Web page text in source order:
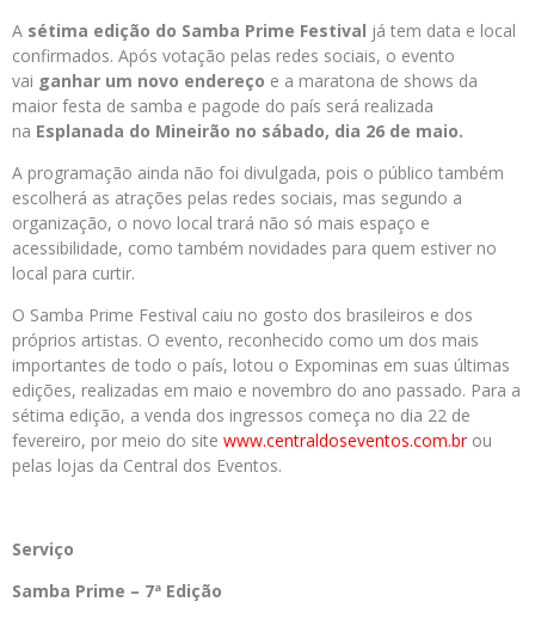
A sétima edição do Samba Prime Festival já tem data e local
confirmados. Após votação pelas redes sociais, o evento
vai ganhar um novo endereço e a maratona de shows da
maior festa de samba e pagode do país será realizada
na Esplanada do Mineirão no sábado, dia 26 de maio.
A programação ainda não foi divulgada, pois o público também
escolherá as atrações pelas redes sociais, mas segundo a
organização, o novo local trará não só mais espaço e
acessibilidade, como também novidades para quem estiver no
local para curtir.
O Samba Prime Festival caiu no gosto dos brasileiros e dos
próprios artistas. O evento, reconhecido como um dos mais
importantes de todo o país, lotou o Expominas em suas últimas
edições, realizadas em maio e novembro do ano passado. Para a
sétima edição, a venda dos ingressos começa no dia 22 de
fevereiro, por meio do site www.centraldoseventos.com.brou
pelas lojas da Central dos Eventos.
Serviço
Samba Prime – 7ª Edição